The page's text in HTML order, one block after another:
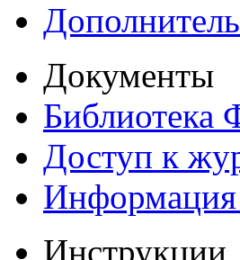
Документы
Доступ к
Инструкции